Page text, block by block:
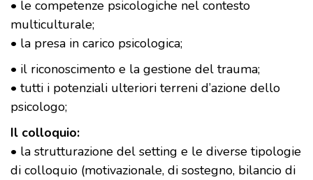
• le competenze psicologiche nel contesto
multiculturale;
• la presa in carico psicologica;
• il riconoscimento e la gestione del trauma;
• tutti i potenziali ulteriori terreni d’azione dello
psicologo;
Il colloquio:
• la strutturazione del setting e le diverse tipologie
di colloquio (motivazionale, di sostegno, bilancio di